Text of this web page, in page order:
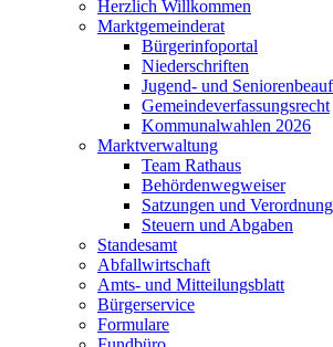
Herzlich Willkommen
Marktgemeinderat
Bürgerinfoportal
Niederschriften
Jugend- und
Gemeindeverfassungsrecht
Kommunalwahlen 2026
Marktverwaltung
Team Rathaus
Behördenwegweiser
Satzungen und
Steuern und Abgaben
Standesamt
Abfallwirtschaft
Amts- und Mitteilungsblatt
Bürgerservice
Formulare